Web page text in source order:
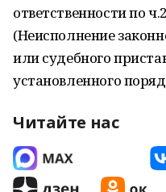
ответственности по
(Неисполнение
или судебного
установленного
Читайте нас